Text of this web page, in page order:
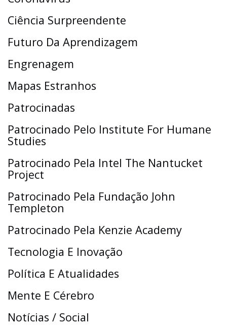
Ciência Surpreendente
Futuro Da Aprendizagem
Engrenagem
Mapas Estranhos
Patrocinadas
Patrocinado Pelo Institute For Humane
Studies
Patrocinado Pela Intel The Nantucket
Project
Patrocinado Pela Fundação John
Templeton
Patrocinado Pela Kenzie Academy
Tecnologia E Inovação
Política E Atualidades
Mente E Cérebro
Notícias / Social